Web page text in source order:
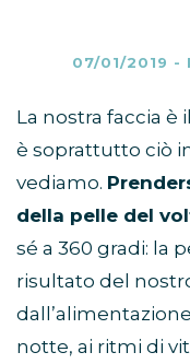
07/01/2019 -
La nostra faccia è
è soprattutto ciò
vediamo.
della pelle del
sé a 360 gradi: la
risultato del
notte, ai ritmi di